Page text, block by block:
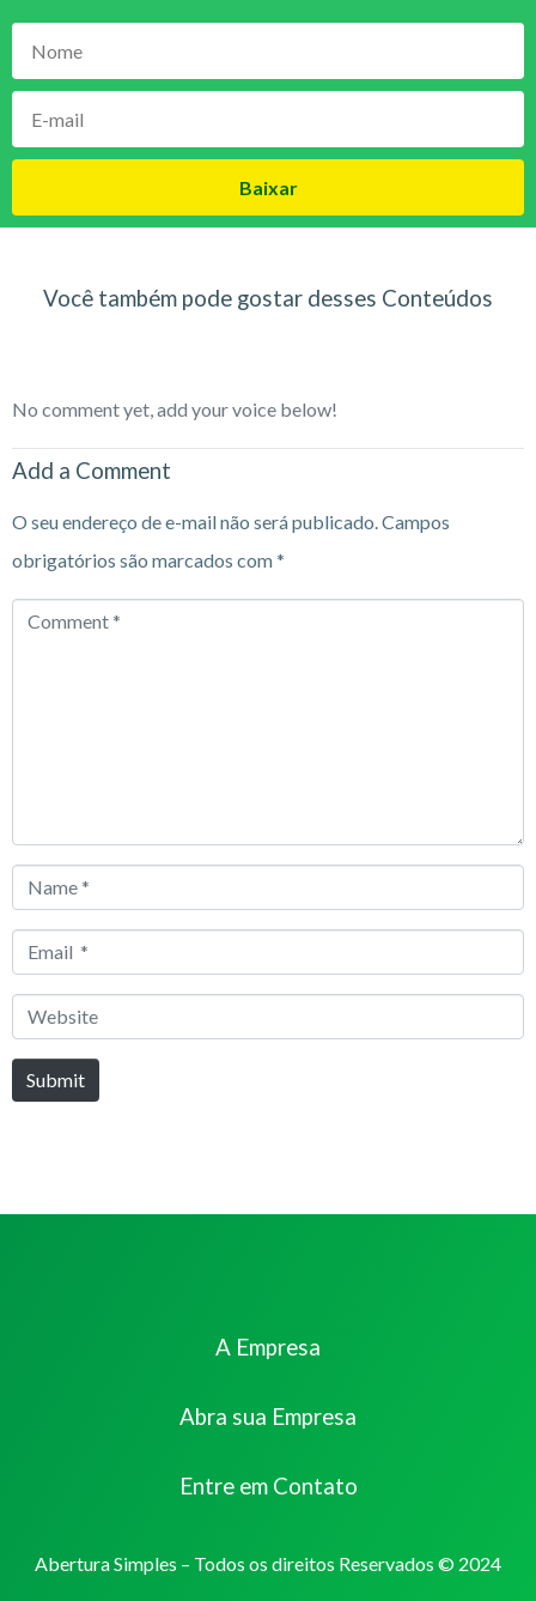
Baixar
Você também pode gostar desses Conteúdos
No comment yet, add your voice below!
Add a Comment
O seu endereço de e-mail não será publicado.Campos
obrigatórios são marcados com*
Comment
Name
Email
Website
Submit
A Empresa
Abra sua Empresa
Entre em Contato
Abertura Simples – Todos os direitos Reservados © 2024